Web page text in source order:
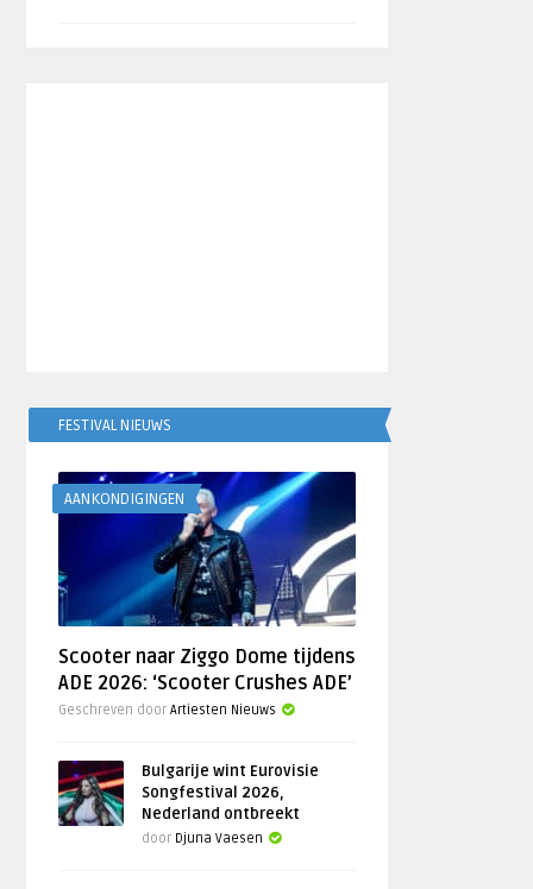
FESTIVAL NIEUWS
AANKONDIGINGEN
Scooter naar Ziggo Dome tijdens
ADE 2026: ‘Scooter Crushes ADE’
Geschreven doorArtiesten Nieuws
Bulgarije wint Eurovisie
Songfestival 2026,
Nederland ontbreekt
door Djuna Vaesen